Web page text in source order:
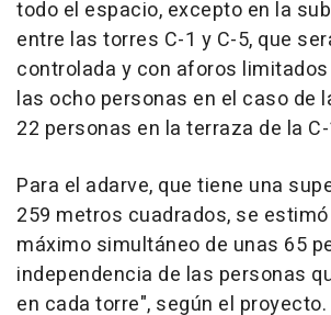
todo el espacio, excepto en la
entre las torres C-1 y C-5, que
controlada y con aforos
las ocho personas en el caso de
22 personas en la terraza de la
Para el adarve, que tiene una
259 metros cuadrados, se
máximo simultáneo de unas 65
independencia de las personas
en cada torre", según el proyecto.